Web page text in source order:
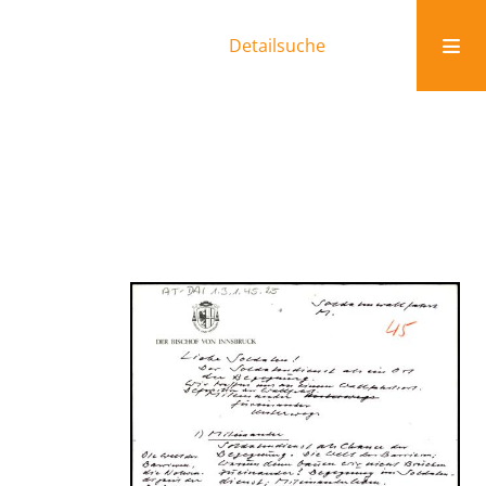
Detailsuche